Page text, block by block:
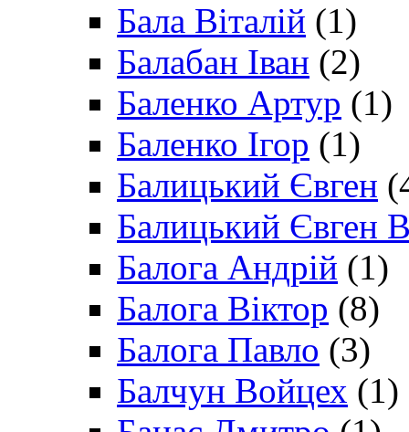
Бала Віталій (1)
Балабан Іван (2)
Баленко Артур (1)
Баленко Ігор (1)
Балицький Євген
Балицький Євген
Балога Андрій (1)
Балога Віктор (8)
Балога Павло (3)
Балчун Войцех (1)